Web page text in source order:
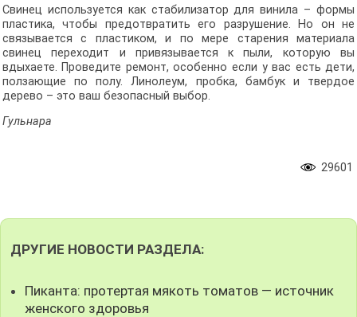
Свинец используется как стабилизатор для винила – формы
пластика, чтобы предотвратить его разрушение. Но он не
связывается с пластиком, и по мере старения материала
свинец переходит и привязывается к пыли, которую вы
вдыхаете. Проведите ремонт, особенно если у вас есть дети,
ползающие по полу. Линолеум, пробка, бамбук и твердое
дерево – это ваш безопасный выбор.
Гульнара
29601
ДРУГИЕ НОВОСТИ РАЗДЕЛА:
Пиканта: протертая мякоть томатов — источник
женского здоровья